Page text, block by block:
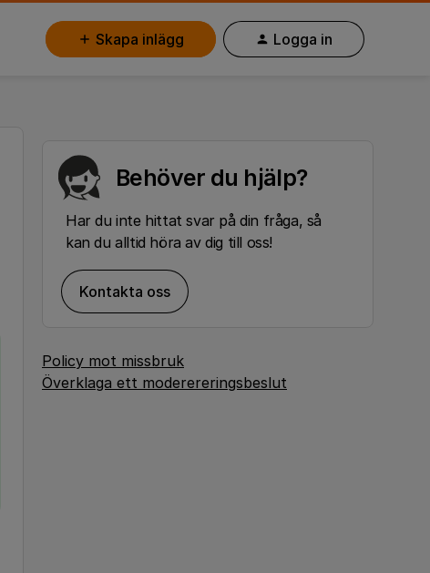
Skapa inlägg Logga in
Behöver du hjälp?
Har du inte hittat svar på din fråga, så
kan du alltid höra av dig till oss!
Kontakta oss
Policy mot missbruk
Överklaga ett moderereringsbeslut